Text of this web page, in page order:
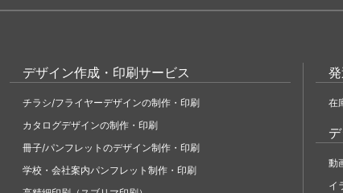
デザイン作成・印刷サービス
チラシ/フライヤーデザインの制作・印刷
カタログデザインの制作・印刷
冊子/パンフレットのデザイン制作・印刷
学校・会社案内パンフレット制作・印刷
在
動
イ